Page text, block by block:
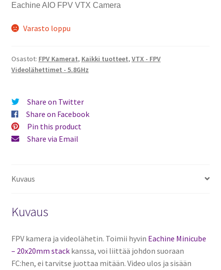
oli:
29,99 €.
on:
Eachine AIO FPV VTX Camera
Varasto loppu
Osastot: FPV Kamerat, Kaikki tuotteet, VTX - FPV
Videolähettimet - 5.8GHz
Share on Twitter
Share on Facebook
Pin this product
Share via Email
Kuvaus
Kuvaus
FPV kamera ja videolähetin. Toimii hyvin Eachine Minicube
– 20x20mm stackkanssa, voi liittää johdon suoraan
FC:hen, ei tarvitse juottaa mitään. Video ulos ja sisään